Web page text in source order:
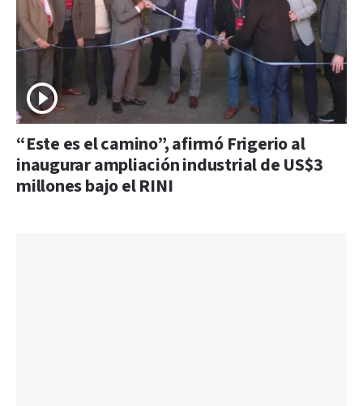
“Este es el camino”, afirmó Frigerio al
inaugurar ampliación industrial de US$3
millones bajo el RINI